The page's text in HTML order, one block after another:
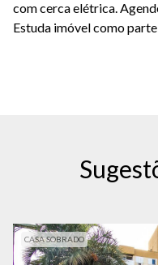
com cerca elétrica.
Estuda imóvel como
CASA SOBRADO